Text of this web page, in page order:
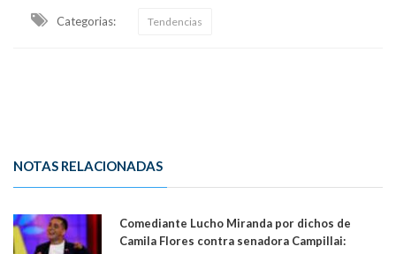
Categorias: Tendencias
NOTAS RELACIONADAS
Comediante Lucho Miranda por dichos de
Camila Flores contra senadora Campillai: